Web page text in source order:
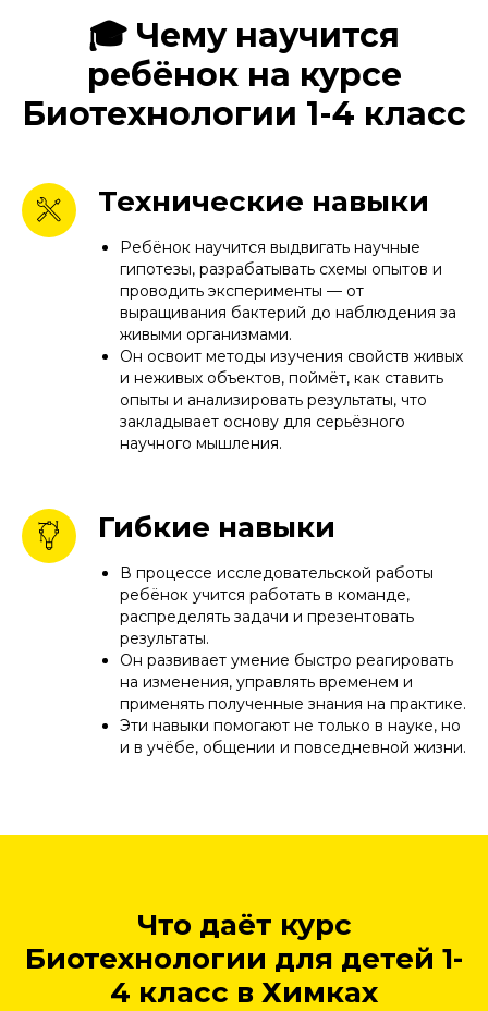
🎓 Чему научится
ребёнок на курсе
Биотехнологии 1-4 класс
Технические навыки
Ребёнок научится выдвигать научные
гипотезы, разрабатывать схемы опытов и
проводить эксперименты — от
выращивания бактерий до наблюдения за
живыми организмами.
Он освоит методы изучения свойств живых
и неживых объектов, поймёт, как ставить
опыты и анализировать результаты, что
закладывает основу для серьёзного
научного мышления.
Гибкие навыки
В процессе исследовательской работы
ребёнок учится работать в команде,
распределять задачи и презентовать
результаты.
Он развивает умение быстро реагировать
на изменения, управлять временем и
применять полученные знания на практике.
Эти навыки помогают не только в науке, но
и в учёбе, общении и повседневной жизни.
Что даёт курс
Биотехнологии для детей 1-
4 класс в Химках